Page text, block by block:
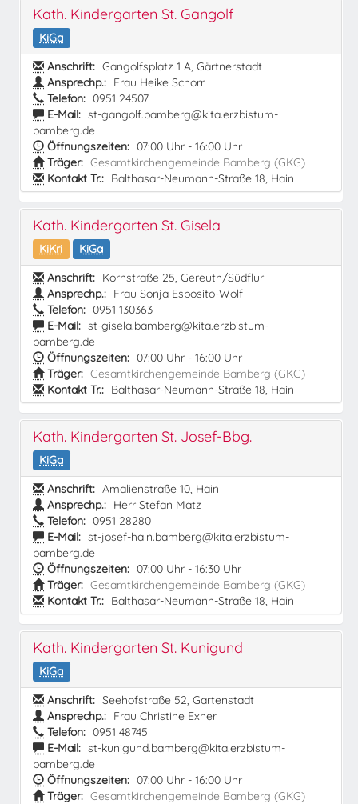
Kath. Kindergarten St. Gangolf
KiGa
Anschrift: Gangolfsplatz 1 A, Gärtnerstadt
Ansprechp.: Frau Heike Schorr
Telefon: 0951 24507
E-Mail: st-gangolf.bamberg@kita.erzbistum-
bamberg.de
Öffnungszeiten: 07:00 Uhr - 16:00 Uhr
Träger: Gesamtkirchengemeinde Bamberg (GKG)
Kontakt Tr.: Balthasar-Neumann-Straße 18, Hain
Kath. Kindergarten St. Gisela
KiKri
KiGa
Anschrift: Kornstraße 25, Gereuth/Südflur
Ansprechp.: Frau Sonja Esposito-Wolf
Telefon: 0951 130363
E-Mail: st-gisela.bamberg@kita.erzbistum-
bamberg.de
Öffnungszeiten: 07:00 Uhr - 16:00 Uhr
Träger: Gesamtkirchengemeinde Bamberg (GKG)
Kontakt Tr.: Balthasar-Neumann-Straße 18, Hain
Kath. Kindergarten St. Josef-Bbg.
KiGa
Anschrift: Amalienstraße 10, Hain
Ansprechp.: Herr Stefan Matz
Telefon: 0951 28280
E-Mail: st-josef-hain.bamberg@kita.erzbistum-
bamberg.de
Öffnungszeiten: 07:00 Uhr - 16:30 Uhr
Träger: Gesamtkirchengemeinde Bamberg (GKG)
Kontakt Tr.: Balthasar-Neumann-Straße 18, Hain
Kath. Kindergarten St. Kunigund
KiGa
Anschrift: Seehofstraße 52, Gartenstadt
Ansprechp.: Frau Christine Exner
Telefon: 0951 48745
E-Mail: st-kunigund.bamberg@kita.erzbistum-
bamberg.de
Öffnungszeiten: 07:00 Uhr - 16:00 Uhr
Träger: Gesamtkirchengemeinde Bamberg (GKG)